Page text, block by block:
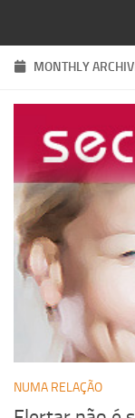
MONTHLY
NUMA RELAÇÃO